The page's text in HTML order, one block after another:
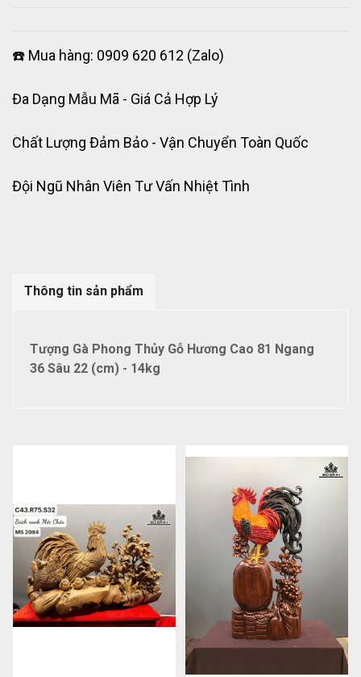
☎️ Mua hàng: 0909 620 612 (Zalo)
Đa Dạng Mẫu Mã - Giá Cả Hợp Lý
Chất Lượng Đảm Bảo - Vận Chuyển Toàn Quốc
Đội Ngũ Nhân Viên Tư Vấn Nhiệt Tình
Thông tin sản phẩm
Tượng Gà Phong Thủy Gỗ Hương Cao 81 Ngang
36 Sâu 22 (cm) - 14kg